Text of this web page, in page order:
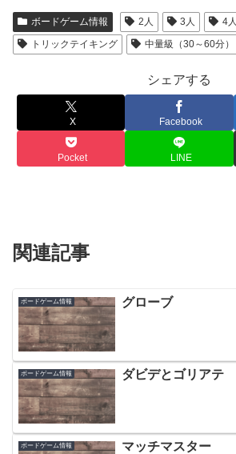
ボードゲーム情報 2人 3人 4人
トリックテイキング
中量級（30～60分）
シェアする
X Facebook
Pocket LINE
関連記事
ボードゲーム情報 グローブ
ボードゲーム情報 ダビデとゴリアテ
ボードゲーム情報 マッチマスター